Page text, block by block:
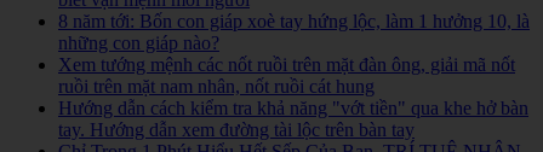
8 năm tới: Bốn con giáp xoè tay hứng lộc, làm 1 hưởng 10, là
những con giáp nào?
Xem tướng mệnh các nốt ruồi trên mặt đàn ông, giải mã nốt
ruồi trên mặt nam nhân, nốt ruồi cát hung
Hướng dẫn cách kiểm tra khả năng "vớt tiền" qua khe hở bàn
tay. Hướng dẫn xem đường tài lộc trên bàn tay